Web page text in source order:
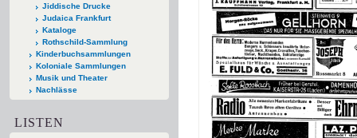
Jiddische Drucke
Judaica Frankfurt
Kataloge
Rothschild-Sammlung
Kinderbuchsammlungen
Koloniale Sammlungen
Musik und Theater
Nachlässe
LISTEN